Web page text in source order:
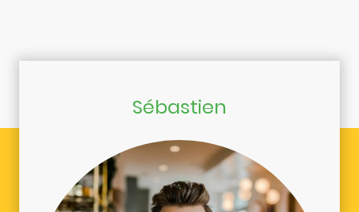
Sébastien